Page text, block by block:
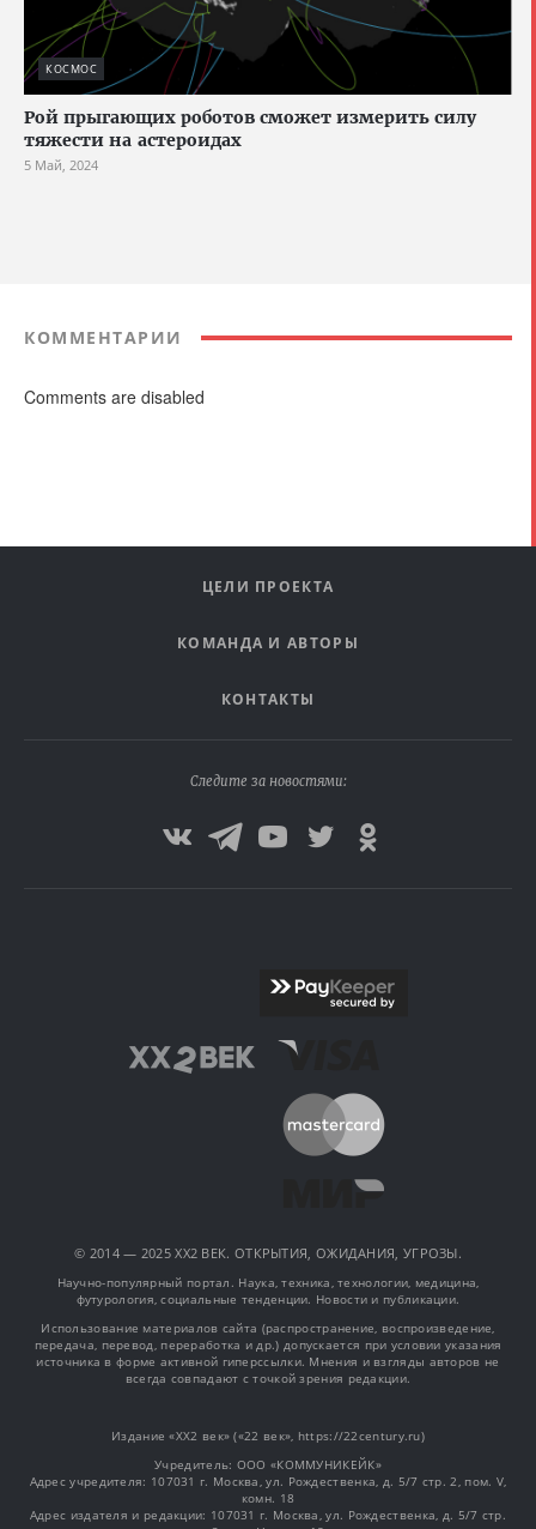
КОСМОС
Рой прыгающих роботов сможет измерить силу
тяжести на астероидах
5 Май, 2024
КОММЕНТАРИИ
Comments are disabled
ЦЕЛИ ПРОЕКТА
КОМАНДА И АВТОРЫ
КОНТАКТЫ
Следите за новостями:
© 2014 — 2025 XX2 ВЕК. ОТКРЫТИЯ, ОЖИДАНИЯ, УГРОЗЫ.
Научно-популярный портал. Наука, техника, технологии, медицина,
футурология, социальные тенденции. Новости и публикации.
Использование материалов сайта (распространение, воспроизведение,
передача, перевод, переработка и др.) допускается при условии указания
источника в форме активной гиперссылки. Мнения и взгляды авторов не
всегда совпадают с точкой зрения редакции.
Издание «XX2 век» («22 век», https://22century.ru)
Учредитель: OOO «КОММУНИКЕЙК»
Адрес учредителя: 107031 г. Москва, ул. Рождественка, д. 5/7 стр. 2, пом. V,
комн. 18
Адрес издателя и редакции: 107031 г. Москва, ул. Рождественка, д. 5/7 стр.